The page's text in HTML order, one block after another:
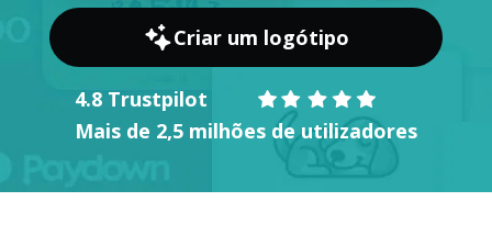
Criar um logótipo
4.8 Trustpilot
Mais de 2,5 milhões de utilizadores